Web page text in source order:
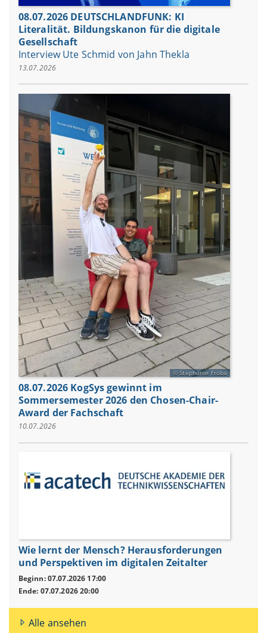
08.07.2026 DEUTSCHLANDFUNK: KI
Literalität. Bildungskanon für die digitale
Gesellschaft
Interview Ute Schmid von Jahn Thekla
13.07.2026
Stephanie Fröba
08.07.2026 KogSys gewinnt im
Sommersemester 2026 den Chosen-Chair-
Award der Fachschaft
10.07.2026
Wie lernt der Mensch? Herausforderungen
und Perspektiven im digitalen Zeitalter
Beginn: 07.07.2026 17:00
Ende: 07.07.2026 20:00
Alle ansehen